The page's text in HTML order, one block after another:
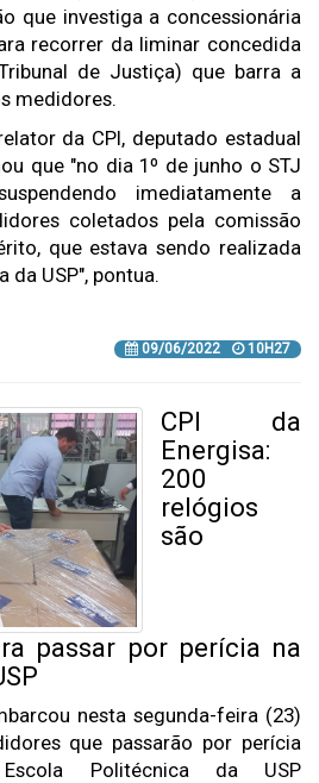
que investiga a concessionária
recorrer da liminar concedida
de Justiça) que barra a
medidores.
da CPI, deputado estadual
que "no dia 1º de junho o STJ
imediatamente a
coletados pela comissão
que estava sendo realizada
da USP", pontua.
09/06/2022 10H27
CPI da
Energisa:
200
relógios
são
passar por perícia na
nesta segunda-feira (23)
que passarão por perícia
Politécnica da USP